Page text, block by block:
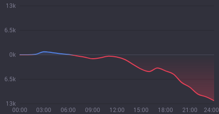
00:00 03:00 06:00 09:00 12:00 15:00 18:00 21:00 24:00
13k
6.5k
0k
6.5k
13k